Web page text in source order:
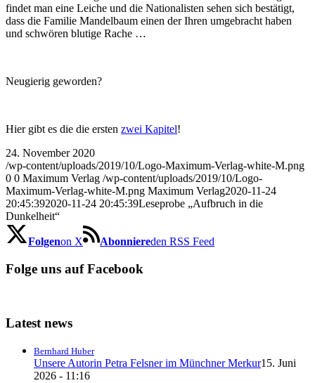
findet man eine Leiche und die Nationalisten sehen sich bestätigt,
dass die Familie Mandelbaum einen der Ihren umgebracht haben
und schwören blutige Rache …
Neugierig geworden?
Hier gibt es die die ersten zwei Kapitel!
24. November 2020
/wp-content/uploads/2019/10/Logo-Maximum-Verlag-white-M.png
0 0 Maximum Verlag /wp-content/uploads/2019/10/Logo-
Maximum-Verlag-white-M.png Maximum Verlag2020-11-24
20:45:392020-11-24 20:45:39Leseprobe „Aufbruch in die
Dunkelheit“
Folgenon X Abonniereden RSS Feed
Folge uns auf Facebook
Latest news
Bernhard Huber
Unsere Autorin Petra Felsner im Münchner Merkur15. Juni
2026 - 11:16